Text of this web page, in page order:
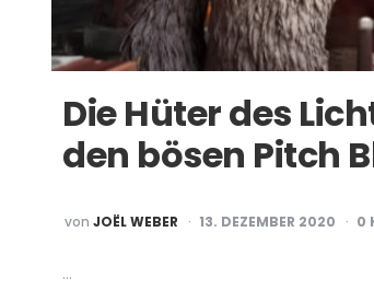
Die Hüter des
den bösen Pitch
POSTED
BY
von JOËL WEBER 13. DEZEMBER 2020 0
…